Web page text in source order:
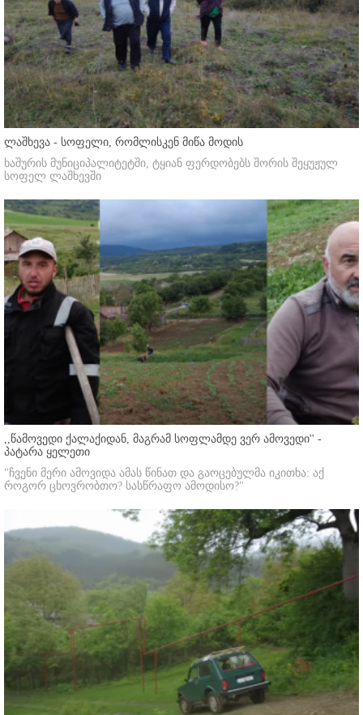
ლაშხევა - სოფელი, რომლისკენ მიწა მოდის
ხაშურის მუნიციპალიტეტში, ტყიან ფერდობებს შორის შეყუჟულ
სოფელ ლაშხევში
,,წამოვედი ქალაქიდან, მაგრამ სოფლამდე ვერ ამოვედი'' -
პატარა ყელეთი
"ჩვენი მერი ამოვიდა ამას წინათ და გაოცებულმა იკითხა: აქ
როგორ ცხოვრობთო? სასწრაფო ამოდისო?"